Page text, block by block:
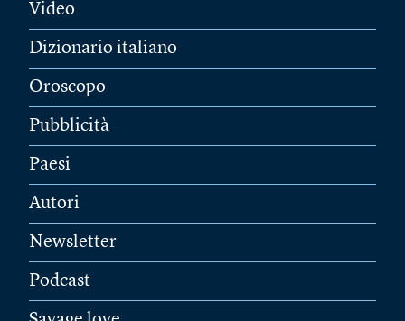
Video
Dizionario italiano
Oroscopo
Pubblicità
Paesi
Autori
Newsletter
Podcast